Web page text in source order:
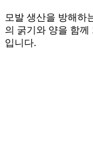
모발 생산을 방해하
의 굵기와 양을 함
입니다.